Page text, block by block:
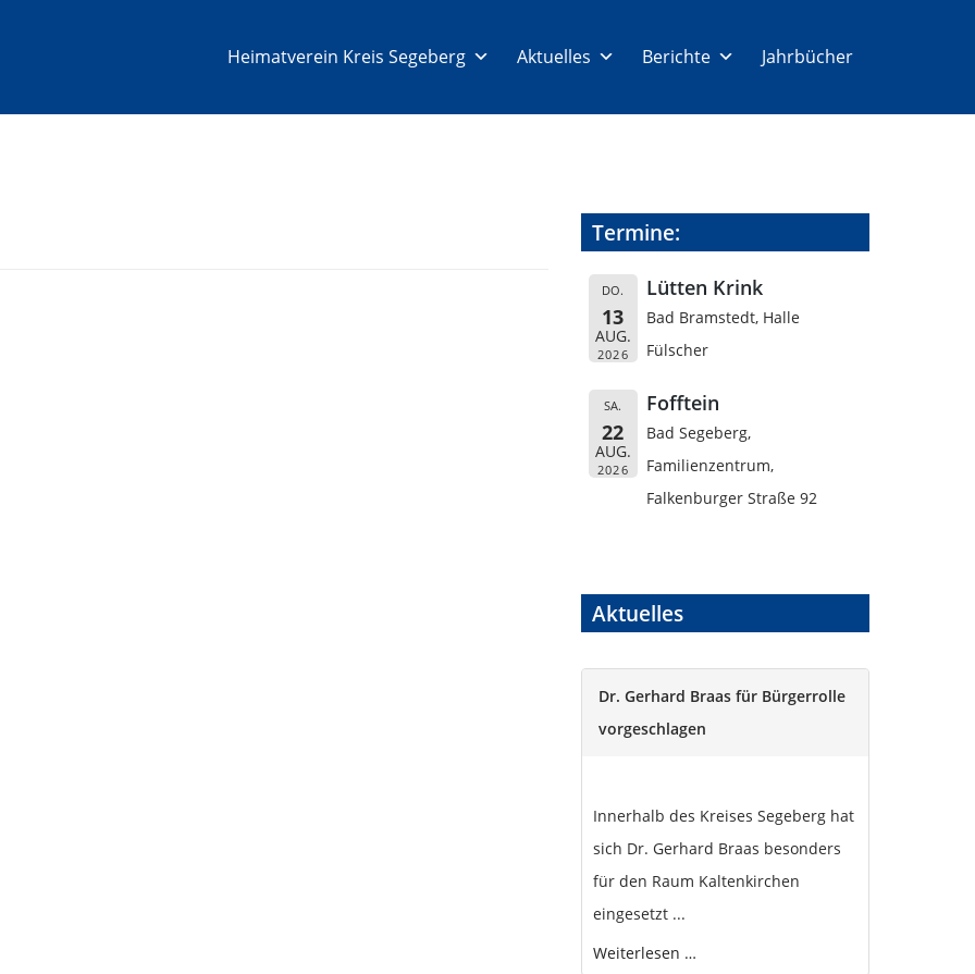
Heimatverein Kreis Segeberg Aktuelles Berichte Jahrbücher
Termine:
DO.
13
AUG.
2026
Lütten Krink
Bad Bramstedt, Halle
Fülscher
SA.
22
AUG.
2026
Fofftein
Bad Segeberg,
Familienzentrum,
Falkenburger Straße 92
Aktuelles
Dr. Gerhard Braas für Bürgerrolle
vorgeschlagen
Innerhalb des Kreises Segeberg hat
sich Dr. Gerhard Braas besonders
für den Raum Kaltenkirchen
eingesetzt ...
Weiterlesen …